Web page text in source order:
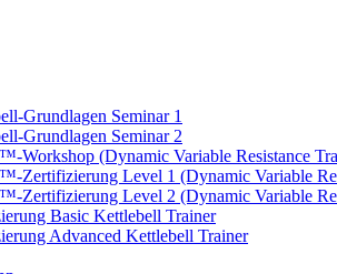
Grundlagen Seminar 1
Grundlagen Seminar 2
Workshop (Dynamic Variable Resistance
Zertifizierung Level 1 (Dynamic Variable
Zertifizierung Level 2 (Dynamic Variable
Basic Kettlebell Trainer
Advanced Kettlebell Trainer